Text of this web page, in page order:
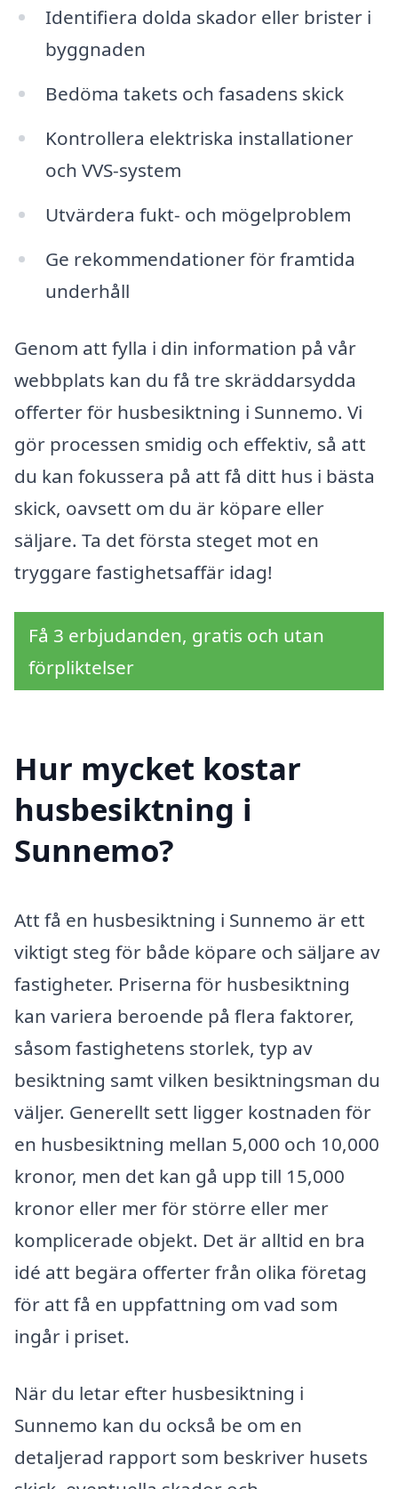
Identifiera dolda skador eller brister i
byggnaden
Bedöma takets och fasadens skick
Kontrollera elektriska installationer
och VVS-system
Utvärdera fukt- och mögelproblem
Ge rekommendationer för framtida
underhåll
Genom att fylla i din information på vår
webbplats kan du få tre skräddarsydda
offerter för husbesiktning i Sunnemo. Vi
gör processen smidig och effektiv, så att
du kan fokussera på att få ditt hus i bästa
skick, oavsett om du är köpare eller
säljare. Ta det första steget mot en
tryggare fastighetsaffär idag!
Få 3 erbjudanden, gratis och utan
förpliktelser
Hur mycket kostar
husbesiktning i
Sunnemo?
Att få en husbesiktning i Sunnemo är ett
viktigt steg för både köpare och säljare av
fastigheter. Priserna för husbesiktning
kan variera beroende på flera faktorer,
såsom fastighetens storlek, typ av
besiktning samt vilken besiktningsman du
väljer. Generellt sett ligger kostnaden för
en husbesiktning mellan 5,000 och 10,000
kronor, men det kan gå upp till 15,000
kronor eller mer för större eller mer
komplicerade objekt. Det är alltid en bra
idé att begära offerter från olika företag
för att få en uppfattning om vad som
ingår i priset.
När du letar efter husbesiktning i
Sunnemo kan du också be om en
detaljerad rapport som beskriver husets